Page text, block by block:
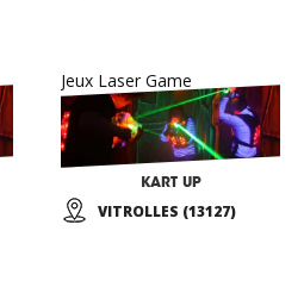
Jeux Laser Game
KART UP
VITROLLES (13127)